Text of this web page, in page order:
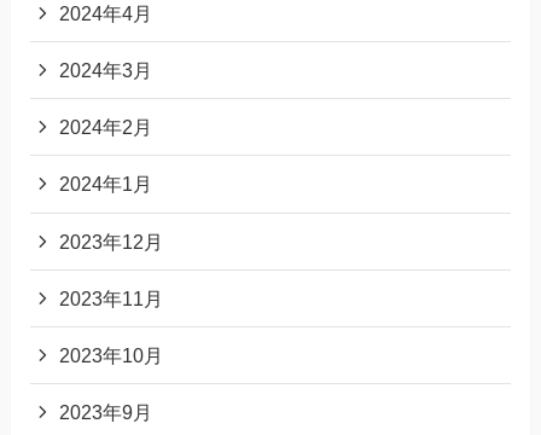
2024年4月
2024年3月
2024年2月
2024年1月
2023年12月
2023年11月
2023年10月
2023年9月